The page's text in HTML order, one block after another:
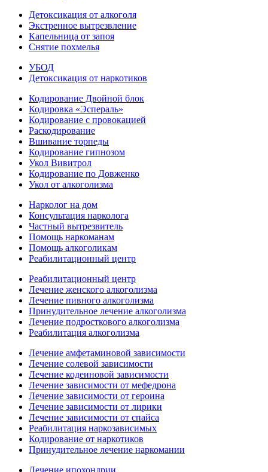
Детоксикация от алкоголя
Экстренное вытрезвление
Капельница от запоя
Снятие похмелья
УБОД
Детоксикация от наркотиков
Кодирование Двойной блок
Кодировка «Эспераль»
Кодирование с провокацией
Раскодирование
Вшивание торпеды
Кодирование гипнозом
Укол Вивитрол
Кодирование по Довженко
Укол от алкоголизма
Нарколог на дом
Консультация нарколога
Частный вытрезвитель
Помощь наркоманам
Помощь алкоголикам
Реабилитационный центр
Реабилитационный центр
Лечение женского алкоголизма
Лечение пивного алкоголизма
Принудительное лечение алкоголизма
Лечение подросткового алкоголизма
Реабилитация алкоголизма
Лечение амфетаминовой зависимости
Лечение солевой зависимости
Лечение кодеиновой зависимости
Лечение зависимости от мефедрона
Лечение зависимости от героина
Лечение зависимости от лирики
Лечение зависимости от спайса
Реабилитация наркозависимых
Кодирование от наркотиков
Принудительное лечение наркомании
Лечение ипохондрии